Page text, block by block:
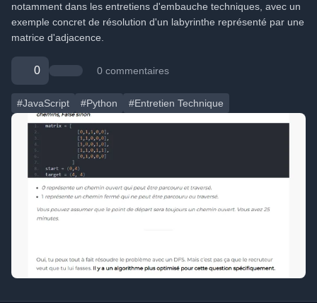
notamment dans les entretiens d'embauche techniques, avec un
exemple concret de résolution d'un labyrinthe représenté par une
matrice d'adjacence.
0 0 commentaires
#JavaScript #Python #Entretien Technique